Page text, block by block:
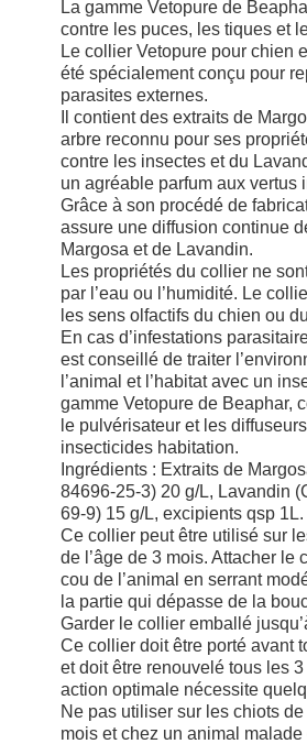
La gamme Vetopure de
contre les puces, les tiques et
Le collier Vetopure pour chien
été spécialement conçu pour
parasites externes.
Il contient des extraits de
arbre reconnu pour ses
contre les insectes et du
un agréable parfum aux vertus
Grâce à son procédé de
assure une diffusion continue
Margosa et de Lavandin.
Les propriétés du collier ne
par l’eau ou l’humidité. Le
les sens olfactifs du chien ou
En cas d’infestations
est conseillé de traiter
l’animal et l’habitat avec un
gamme Vetopure de Beaphar,
le pulvérisateur et les
insecticides habitation.
Ingrédients : Extraits de
84696-25-3) 20 g/L, Lavandin
69-9) 15 g/L, excipients qsp 1L.
Ce collier peut être utilisé sur
de l’âge de 3 mois. Attacher le
cou de l’animal en serrant
la partie qui dépasse de la
Garder le collier emballé
Ce collier doit être porté avant
et doit être renouvelé tous les
action optimale nécessite
Ne pas utiliser sur les chiots
mois et chez un animal malade